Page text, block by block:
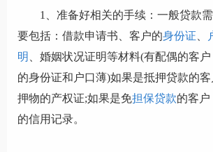
1、准备好相关的手续：一般贷款
要包括：借款申请书、客户的身份证
明
、婚姻状况证明等材料(有配偶的客
的身份证和户口薄)如果是抵押贷款的
押物的产权证;如果是免担保贷款的客
的信用记录。